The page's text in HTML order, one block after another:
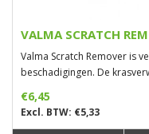
VALMA SCRATCH
Valma Scratch Remover is
beschadigingen. De
€6,45
Excl. BTW: €5,33